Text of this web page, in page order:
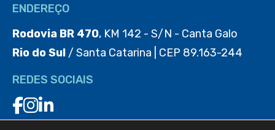
ENDEREÇO
Rodovia BR 470, KM 142 - S/N - Canta Galo
Rio do Sul / Santa Catarina | CEP 89.163-244
REDES SOCIAIS